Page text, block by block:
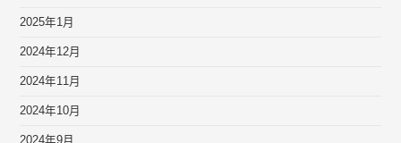
2025年1月
2024年12月
2024年11月
2024年10月
2024年9月